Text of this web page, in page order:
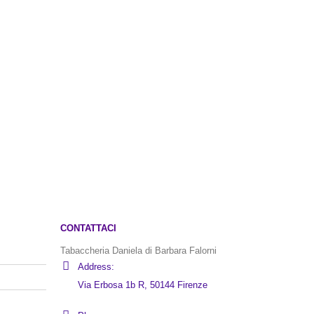
CONTATTACI
Tabaccheria Daniela di Barbara Falorni
Address:
Via Erbosa 1b R, 50144 Firenze